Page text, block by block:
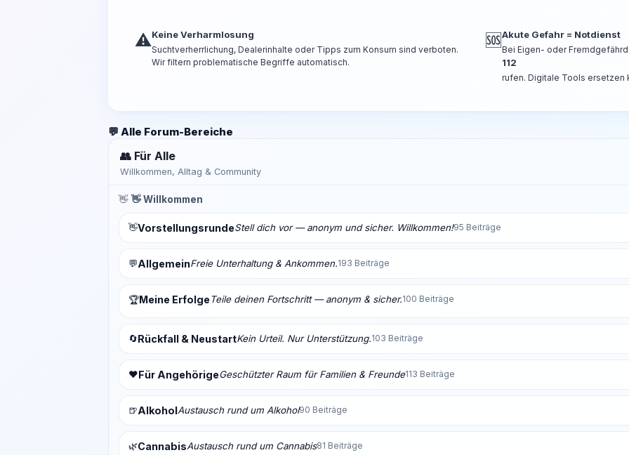
⚠️Keine Verharmlosung
Suchtverherrlichung, Dealerinhalte oder Tipps zum Konsum sind verboten.
Wir filtern problematische Begriffe automatisch.
🆘Akute Gefahr = Notdienst
Bei Eigen- oder
112
rufen. Digitale Tools ersetzen
💬 Alle Forum-Bereiche
👥 Für Alle
Willkommen, Alltag & Community
👋 👋 Willkommen
👋VorstellungsrundeStell dich vor — anonym und sicher. Willkommen!95 Beiträge
💬AllgemeinFreie Unterhaltung & Ankommen.193 Beiträge
🏆Meine ErfolgeTeile deinen Fortschritt — anonym & sicher.100 Beiträge
🔄Rückfall & NeustartKein Urteil. Nur Unterstützung.103 Beiträge
❤️Für AngehörigeGeschützter Raum für Familien & Freunde113 Beiträge
🍺AlkoholAustausch rund um Alkohol90 Beiträge
🌿CannabisAustausch rund um Cannabis81 Beiträge